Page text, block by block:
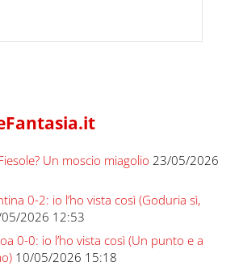
Un moscio miagolio 23/05/2026
0-2: io l’ho vista così (Goduria sì,
2026 12:53
0-0: io l’ho vista così (Un punto e a
10/05/2026 15:18